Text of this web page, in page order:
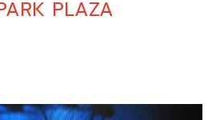
PLAZA